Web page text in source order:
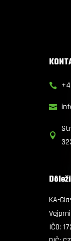



KA-
IČO: